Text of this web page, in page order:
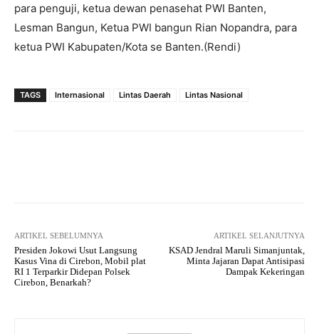
para penguji, ketua dewan penasehat PWI Banten,
Lesman Bangun, Ketua PWI bangun Rian Nopandra, para
ketua PWI Kabupaten/Kota se Banten.(Rendi)
TAGS Internasional Lintas Daerah Lintas Nasional
ARTIKEL SEBELUMNYA
Presiden Jokowi Usut Langsung
Kasus Vina di Cirebon, Mobil plat
RI 1 Terparkir Didepan Polsek
Cirebon, Benarkah?
ARTIKEL SELANJUTNYA
KSAD Jendral Maruli Simanjuntak,
Minta Jajaran Dapat Antisipasi
Dampak Kekeringan